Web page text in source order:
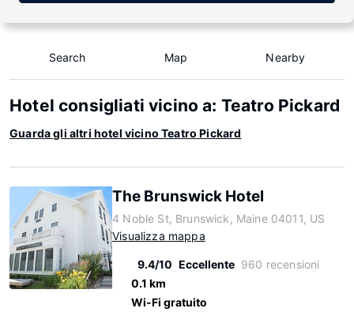
Search Map Nearby
Hotel consigliati vicino a: Teatro Pickard
Guarda gli altri hotel vicino Teatro Pickard
The Brunswick Hotel
4 Noble St, Brunswick, Maine 04011, US
Visualizza mappa
9.4/10 Eccellente 960 recensioni
0.1 km
Wi-Fi gratuito